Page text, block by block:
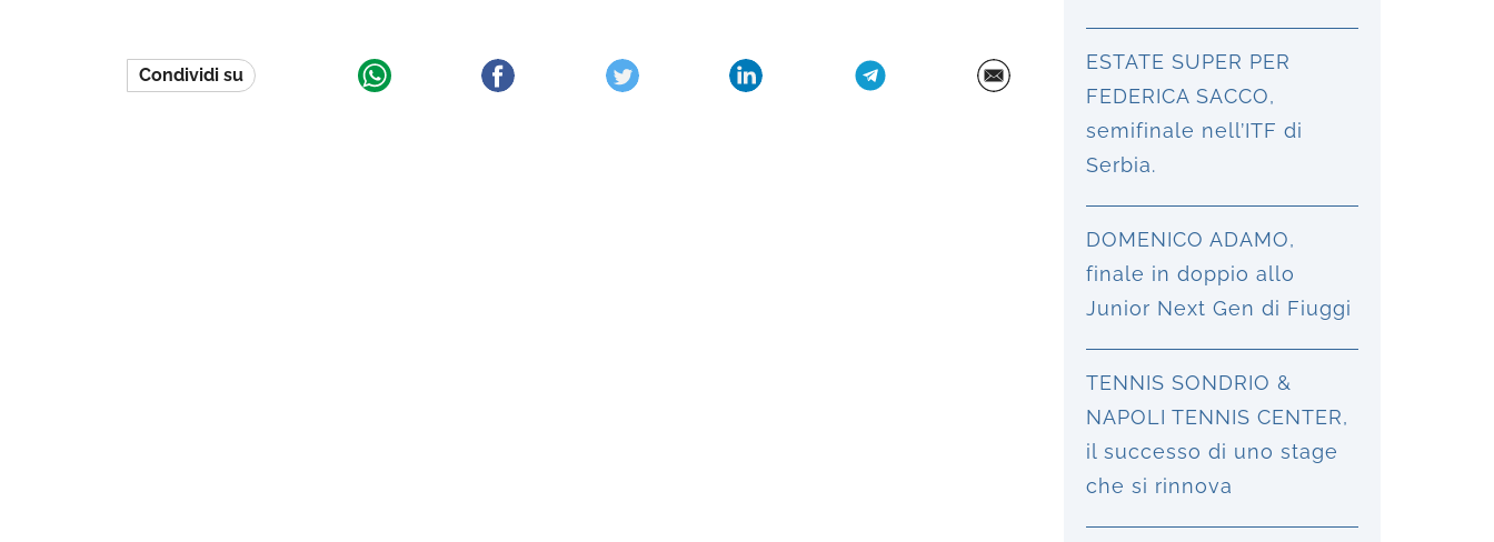
Condividi su
ESTATE SUPER PER
FEDERICA SACCO,
semifinale nell’ITF di
Serbia.
DOMENICO ADAMO,
finale in doppio allo
Junior Next Gen di Fiuggi
TENNIS SONDRIO &
NAPOLI TENNIS CENTER,
il successo di uno stage
che si rinnova